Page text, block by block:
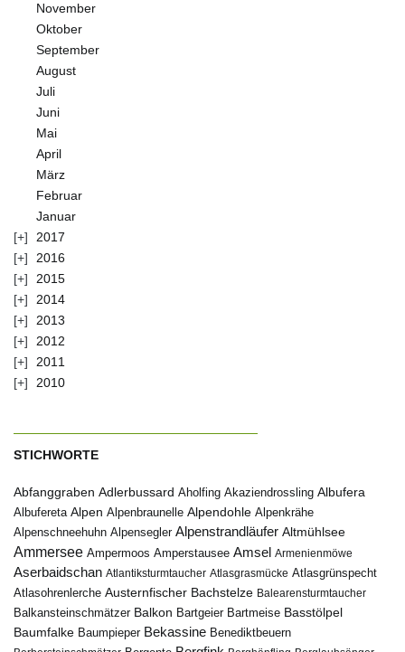
November
Oktober
September
August
Juli
Juni
Mai
April
März
Februar
Januar
2017
2016
2015
2014
2013
2012
2011
2010
STICHWORTE
Abfanggraben Adlerbussard Aholfing Akaziendrossling Albufera
Albufereta Alpen Alpenbraunelle Alpendohle Alpenkrähe
Alpenschneehuhn Alpensegler Alpenstrandläufer Altmühlsee
Ammersee Ampermoos Amperstausee Amsel Armenienmöwe
Aserbaidschan Atlantiksturmtaucher Atlasgrasmücke Atlasgrünspecht
Atlasohrenlerche Austernfischer Bachstelze Balearensturmtaucher
Balkansteinschmätzer Balkon Bartgeier Bartmeise Basstölpel
Baumfalke Baumpieper Bekassine Benediktbeuern